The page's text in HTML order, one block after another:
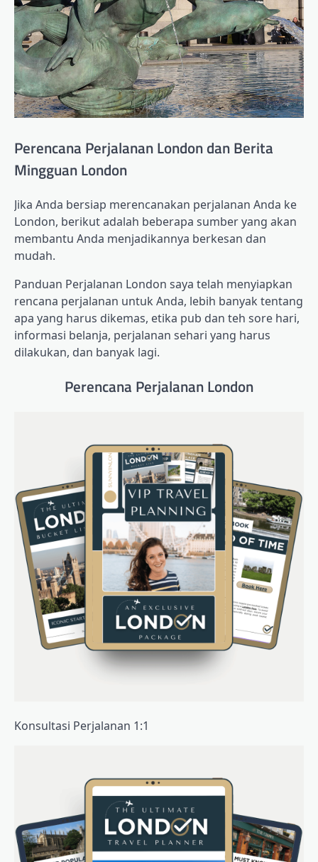
Perencana Perjalanan London dan Berita
Mingguan London
Jika Anda bersiap merencanakan perjalanan Anda ke
London, berikut adalah beberapa sumber yang akan
membantu Anda menjadikannya berkesan dan
mudah.
Panduan Perjalanan London saya telah menyiapkan
rencana perjalanan untuk Anda, lebih banyak tentang
apa yang harus dikemas, etika pub dan teh sore hari,
informasi belanja, perjalanan sehari yang harus
dilakukan, dan banyak lagi.
Perencana Perjalanan London
Konsultasi Perjalanan 1:1